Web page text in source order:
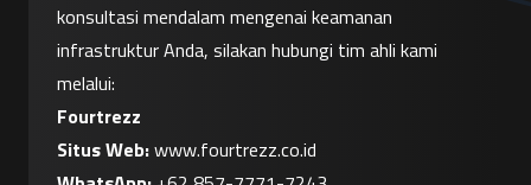
konsultasi mendalam mengenai keamanan
infrastruktur Anda, silakan hubungi tim ahli kami
melalui:
Fourtrezz
Situs Web: www.fourtrezz.co.id